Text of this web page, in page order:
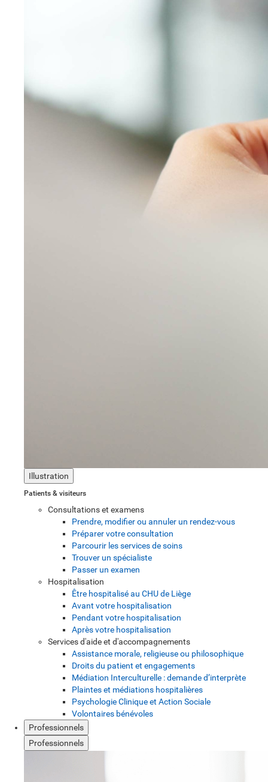
Illustration
Patients & visiteurs
Consultations et examens
Prendre, modifier ou annuler un rendez-vous
Préparer votre consultation
Parcourir les services de soins
Trouver un spécialiste
Passer un examen
Hospitalisation
Être hospitalisé au CHU de Liège
Avant votre hospitalisation
Pendant votre hospitalisation
Après votre hospitalisation
Services d'aide et d'accompagnements
Assistance morale, religieuse ou philosophique
Droits du patient et engagements
Médiation Interculturelle : demande d’interprète
Plaintes et médiations hospitalières
Psychologie Clinique et Action Sociale
Volontaires bénévoles
Professionnels
Professionnels